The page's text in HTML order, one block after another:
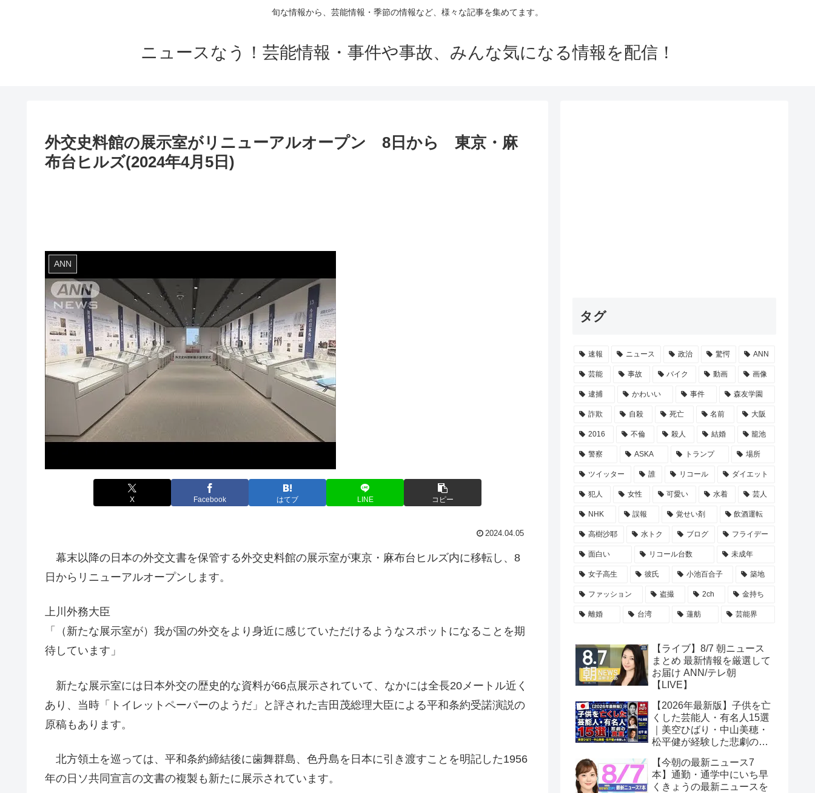
旬な情報から、芸能情報・季節の情報など、様々な記事を集めてます。
ニュースなう！芸能情報・事件や事故、みんな気になる情報を配信！
外交史料館の展示室がリニューアルオープン 8日から 東京・麻
布台ヒルズ(2024年4月5日)
ANN
X Facebook はてブ LINE コピー
2024.04.05
幕末以降の日本の外交文書を保管する外交史料館の展示室が東京・麻布台ヒルズ内に移転し、8
日からリニューアルオープンします。
上川外務大臣
「（新たな展示室が）我が国の外交をより身近に感じていただけるようなスポットになることを期
待しています」
新たな展示室には日本外交の歴史的な資料が66点展示されていて、なかには全長20メートル近く
あり、当時「トイレットペーパーのようだ」と評された吉田茂総理大臣による平和条約受諾演説の
原稿もあります。
北方領土を巡っては、平和条約締結後に歯舞群島、色丹島を日本に引き渡すことを明記した1956
年の日ソ共同宣言の文書の複製も新たに展示されています。
タグ
速報 ニュース 政治 驚愕 ANN
芸能 事故 バイク 動画 画像
逮捕 かわいい 事件 森友学園
詐欺 自殺 死亡 名前 大阪
2016 不倫 殺人 結婚 籠池
警察 ASKA トランプ 場所
ツイッター 誰 リコール ダイエット
犯人 女性 可愛い 水着 芸人
NHK 誤報 覚せい剤 飲酒運転
高樹沙耶 水トク ブログ フライデー
面白い リコール台数 未成年
女子高生 彼氏 小池百合子 築地
ファッション 盗撮 2ch 金持ち
離婚 台湾 蓮舫 芸能界
【ライブ】8/7 朝ニュース
まとめ 最新情報を厳選して
お届け ANN/テレ朝
【LIVE】
【2026年最新版】子供を亡
くした芸能人・有名人15選
｜美空ひばり・中山美穂・
松平健が経験した悲劇の真
【今朝の最新ニュース7
本】通勤・通学中にいち早
くきょうの最新ニュースを